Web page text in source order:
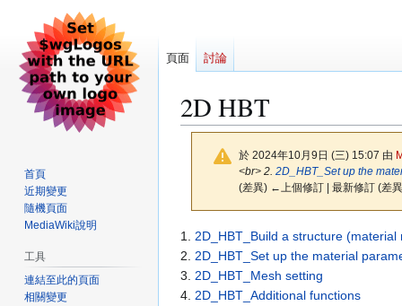
2D HBT
於 2024年10月9日 (三) 15:07 由
<br> 2. 2D_HBT_Set up the
(差異) ←上個修訂 | 最新修訂 (差
跳
至
導
覽
跳
至
搜
尋
1. 2D_HBT_Build a structure (material
2. 2D_HBT_Set up the material
3. 2D_HBT_Mesh setting
4. 2D_HBT_Additional functions
頁面 討論
首頁
近期變更
隨機頁面
MediaWiki說明
工具
連結至此的頁面
相關變更